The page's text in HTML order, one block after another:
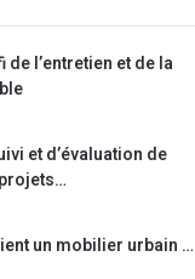
de l’entretien et de la
et d’évaluation de
un mobilier urbain …